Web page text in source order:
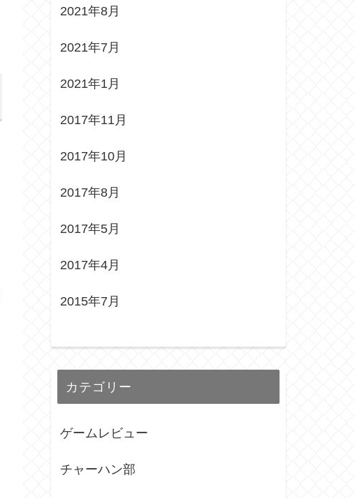
2021年8月
2021年7月
2021年1月
2017年11月
2017年10月
2017年8月
2017年5月
2017年4月
2015年7月
カテゴリー
ゲームレビュー
チャーハン部